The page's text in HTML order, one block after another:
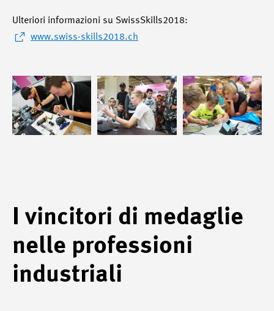
Ulteriori informazioni su SwissSkills2018:
www.swiss-skills2018.ch
I vincitori di medaglie
nelle professioni
industriali